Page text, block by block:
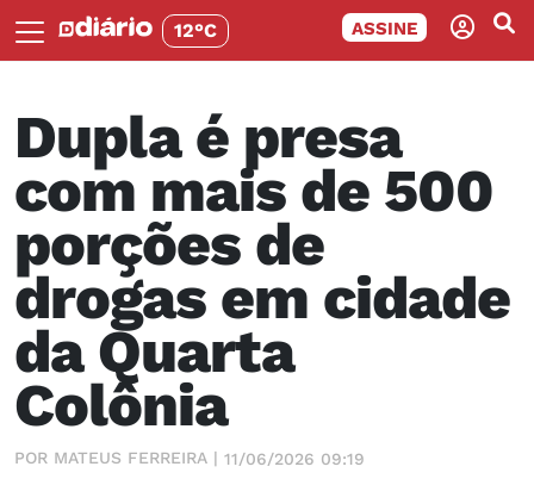
12°C ASSINE
Dupla é presa
com mais de 500
porções de
drogas em cidade
da Quarta
Colônia
POR MATEUS FERREIRA | 11/06/2026 09:19